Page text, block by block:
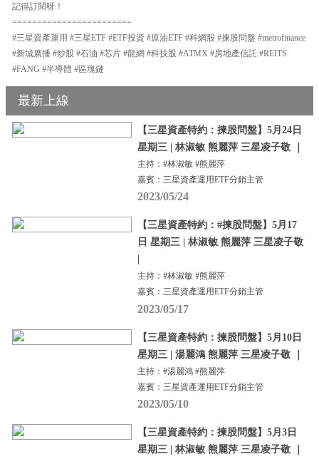
記得訂閱呀！
========================
#三星資產運用 #三星ETF #ETF投資 #原油ETF #科網股 #揀股問盤 #metrofinance
#新城廣播 #炒股 #石油 #芯片 #龍網 #科技股 #ATMX #房地產信託 #REITS
#FANG #半導體 #區塊鏈
最新上線
【三星資產特約：揀股問盤】5月24日
星期三 | 林淑敏 熊麗萍 三星凌子敬 ｜
主持：#林淑敏 #熊麗萍
嘉賓：三星資產運用ETF分銷主管
2023/05/24
【三星資產特約：#揀股問盤】5月17
日 星期三 | 林淑敏 熊麗萍 三星凌子敬
主持：#林淑敏 #熊麗萍
嘉賓：三星資產運用ETF分銷主管
2023/05/17
【三星資產特約：揀股問盤】5月10日
星期三 | 湯麗鴻 熊麗萍 三星凌子敬 ｜
主持：#湯麗鴻 #熊麗萍
嘉賓：三星資產運用ETF分銷主管
2023/05/10
【三星資產特約：揀股問盤】5月3日
星期三 | 林淑敏 熊麗萍 三星凌子敬 ｜